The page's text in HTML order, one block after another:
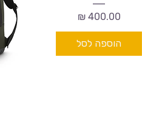
מחיר
הוספה לסל